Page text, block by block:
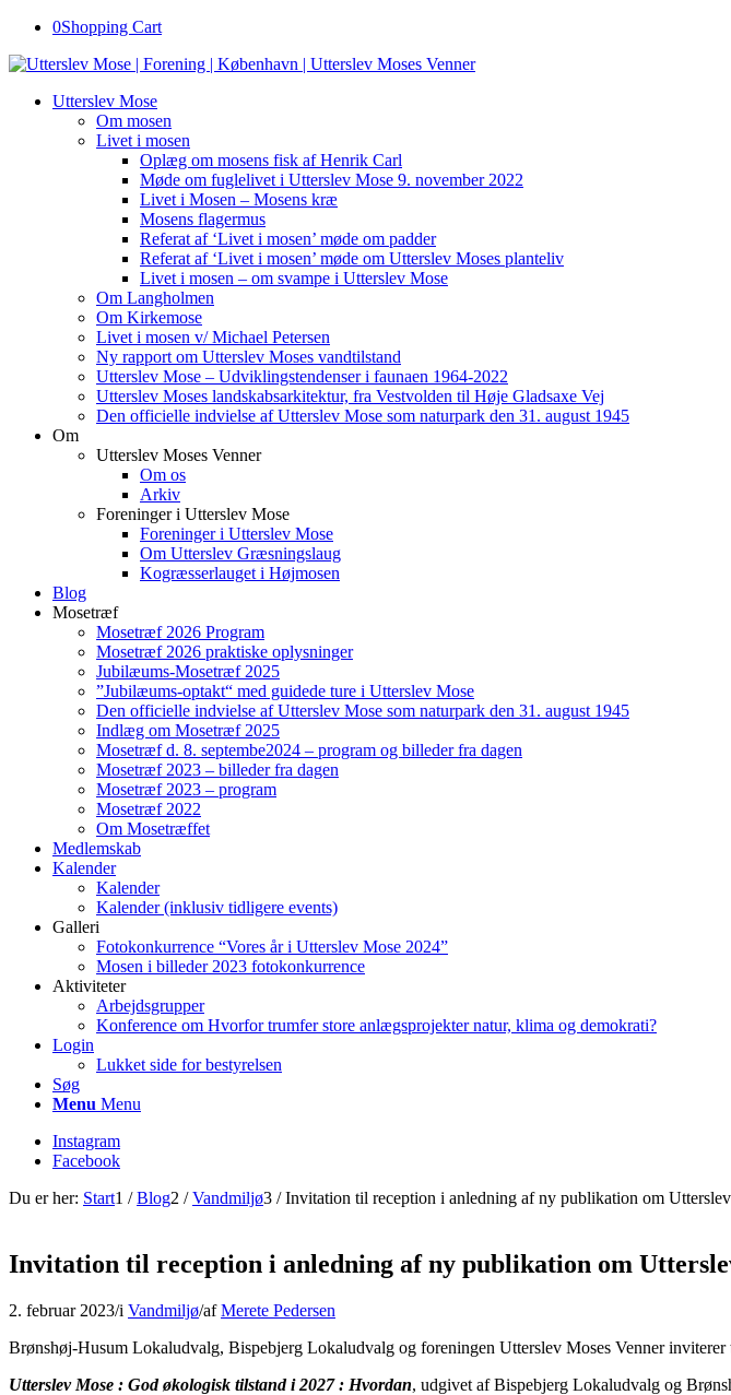
0Shopping Cart
Utterslev Mose
Om mosen
Livet i mosen
Oplæg om mosens fisk af Henrik Carl
Møde om fuglelivet i Utterslev Mose 9. november 2022
Livet i Mosen – Mosens kræ
Mosens flagermus
Referat af ‘Livet i mosen’ møde om padder
Referat af ‘Livet i mosen’ møde om Utterslev Moses planteliv
Livet i mosen – om svampe i Utterslev Mose
Om Langholmen
Om Kirkemose
Livet i mosen v/ Michael Petersen
Ny rapport om Utterslev Moses vandtilstand
Utterslev Mose – Udviklingstendenser i faunaen 1964-2022
Utterslev Moses landskabsarkitektur, fra Vestvolden til Høje Gladsaxe Vej
Den officielle indvielse af Utterslev Mose som naturpark den 31. august 1945
Om
Utterslev Moses Venner
Om os
Arkiv
Foreninger i Utterslev Mose
Foreninger i Utterslev Mose
Om Utterslev Græsningslaug
Kogræsserlauget i Højmosen
Blog
Mosetræf
Mosetræf 2026 Program
Mosetræf 2026 praktiske oplysninger
Jubilæums-Mosetræf 2025
”Jubilæums-optakt“ med guidede ture i Utterslev Mose
Den officielle indvielse af Utterslev Mose som naturpark den 31. august 1945
Indlæg om Mosetræf 2025
Mosetræf d. 8. septembe2024 – program og billeder fra dagen
Mosetræf 2023 – billeder fra dagen
Mosetræf 2023 – program
Mosetræf 2022
Om Mosetræffet
Medlemskab
Kalender
Kalender
Kalender (inklusiv tidligere events)
Galleri
Fotokonkurrence “Vores år i Utterslev Mose 2024”
Mosen i billeder 2023 fotokonkurrence
Aktiviteter
Arbejdsgrupper
Konference om Hvorfor trumfer store anlægsprojekter natur, klima og demokrati?
Login
Lukket side for bestyrelsen
Søg
Menu Menu
Instagram
Facebook
Du er her: Start1 / Blog2 / Vandmiljø3 / Invitation til reception i anledning af ny publikation om
Invitation til reception i anledning af ny publikation om
2. februar 2023/i Vandmiljø/afMerete Pedersen
Brønshøj-Husum Lokaludvalg, Bispebjerg Lokaludvalg og foreningen Utterslev Moses Venner
Utterslev Mose : God økologisk tilstand i 2027 : Hvordan, udgivet af Bispebjerg Lokaludvalg og